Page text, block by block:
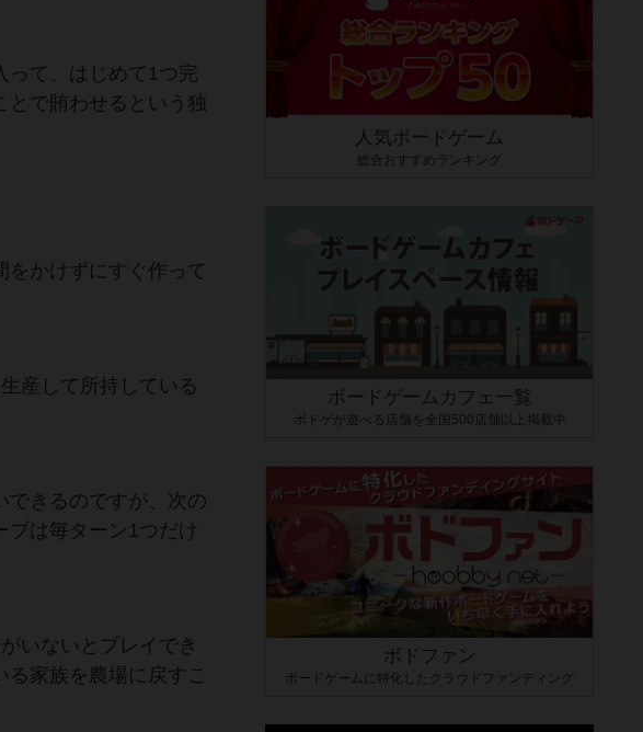
って、はじめて1つ完
とで賄わせるという独
かけずにすぐ作って
産して所持している
できるのですが、次の
ブは毎ターン1つだけ
いないとプレイでき
家族を農場に戻すこ
人気ボードゲーム
総合おすすめランキング
ボードゲームカフェ一覧
ボドゲが遊べる店舗を全国500店舗以上掲載中
ボドファン
ボードゲームに特化したクラウドファンディング